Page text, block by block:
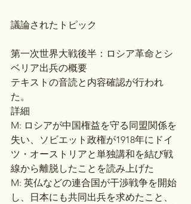
議論されたトピック
第一次世界大戦後半：ロシア革命とシ
ベリア出兵の概要
テキストの音読と内容確認が行われ
た。
詳細
M: ロシアが中国権益を守る同盟関係を
失い、ソビエット政権が1918年にドイ
ツ・オーストリアと単独講和を結び戦
線から離脱したことを読み上げた
M: 英仏などの連合国が干渉戦争を開始
し、日本にも共同出兵を求めたこと、